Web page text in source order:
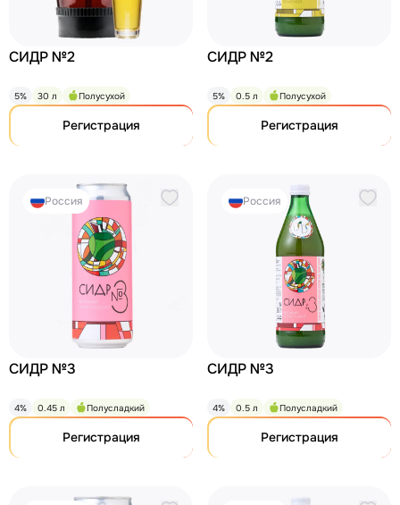
СИДР №2
5% 30 л Полусухой
Регистрация
СИДР №2
5% 0.5 л Полусухой
Регистрация
Россия
СИДР №3
4% 0.45 л Полусладкий
Регистрация
Россия
СИДР №3
4% 0.5 л Полусладкий
Регистрация